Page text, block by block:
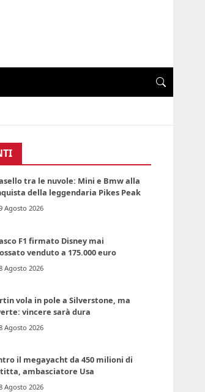
tra le nuvole: Mini e Bmw alla
della leggendaria Pikes Peak
Agosto 2026
F1 firmato Disney mai
venduto a 175.000 euro
Agosto 2026
vola in pole a Silverstone, ma
vincere sarà dura
Agosto 2026
il megayacht da 450 milioni di
ambasciatore Usa
Agosto 2026